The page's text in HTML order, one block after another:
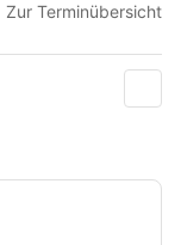
Zur Terminübersicht